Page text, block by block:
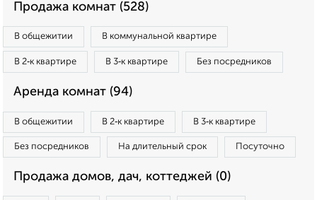
Продажа комнат (528)
В общежитии В коммунальной квартире
В 2‑к квартире В 3‑к квартире Без посредников
Аренда комнат (94)
В общежитии В 2‑к квартире В 3‑к квартире
Без посредников На длительный срок Посуточно
Продажа домов, дач, коттеджей (0)